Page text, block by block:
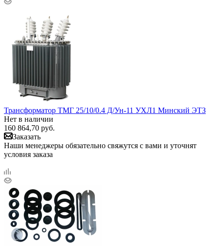
Трансформатор ТМГ 25/10/0.4 Д/Ун-11 УХЛ1 Минский ЭТЗ
Нет в наличии
160 864,70 руб.
Заказать
Наши менеджеры обязательно свяжутся с вами и уточнят
условия заказа